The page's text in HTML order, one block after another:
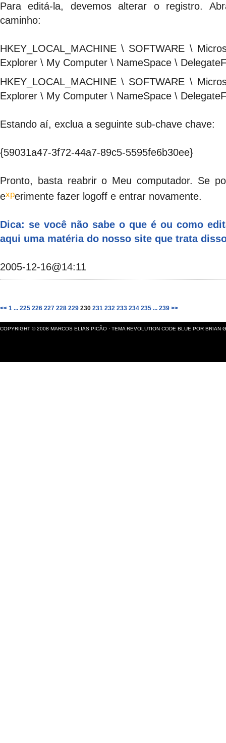
Para editá-la, devemos alterar o registro.
caminho:
HKEY_LOCAL_MACHINE \ SOFTWARE \
Explorer \ My Computer \ NameSpace \
HKEY_LOCAL_MACHINE \ SOFTWARE \
Explorer \ My Computer \ NameSpace \
Estando aí, exclua a seguinte sub-chave chave:
{59031a47-3f72-44a7-89c5-5595fe6b30ee}
Pronto, basta reabrir o Meu computador. Se
experimente fazer logoff e entrar novamente.
Dica: se você não sabe o que é ou como
aqui uma matéria do nosso site que trata
2005-12-16@14:11
<< 1 ... 225 226 227 228 229 230 231 232 233 234 235 ... 239 >>
COPYRIGHT © 2008 MARCOS ELIAS PICÃO · TEMA REVOLUTION CODE BLUE POR BRIAN